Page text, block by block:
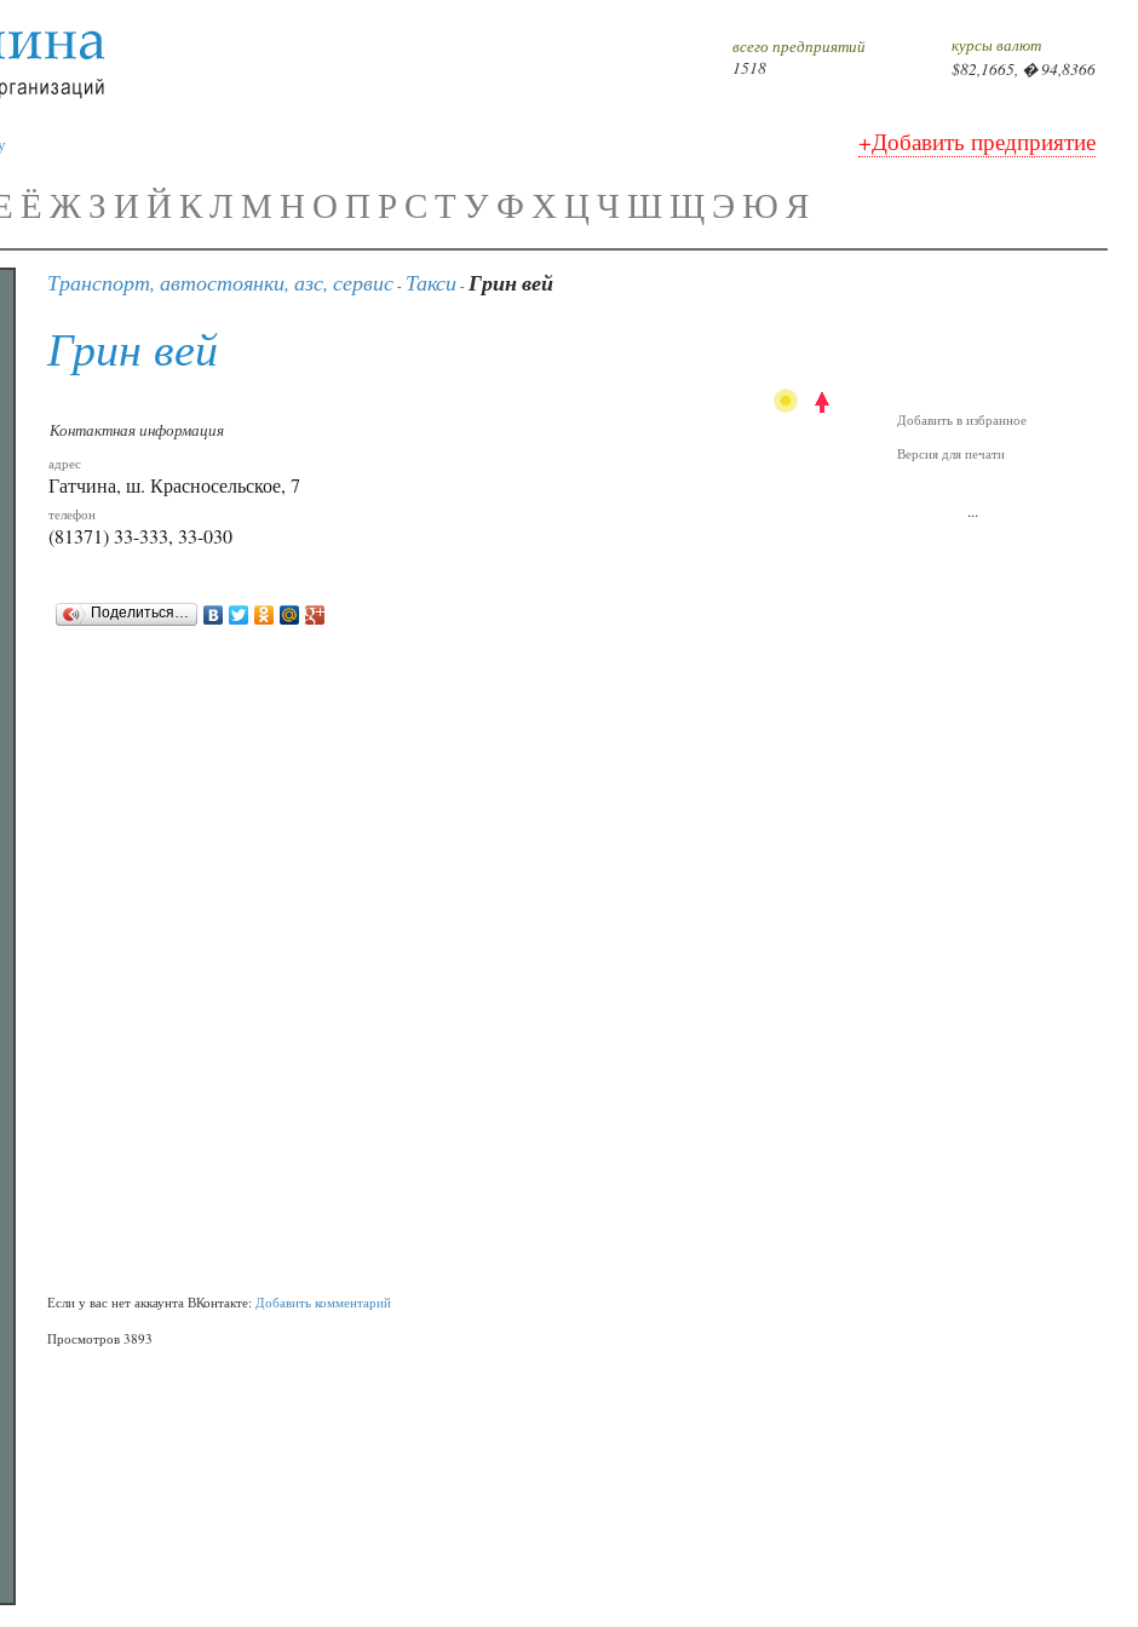
всего предприятий
1518
курсы валют
$82,1665, � 94,8366
+Добавить предприятие
ЁЖЗ И Й КЛ М Н О П Р СТУФХЦЧ ШЩЭ ЮЯ
Транспорт, автостоянки, азс, сервис - Такси -Грин вей
Грин вей
Контактная информация
адрес
Гатчина, ш. Красносельское, 7
телефон
(81371) 33-333, 33-030
Поделиться…
Добавить в избранное
Версия для печати
...
Если у вас нет аккаунта ВКонтакте:Добавить комментарий
Просмотров 3893